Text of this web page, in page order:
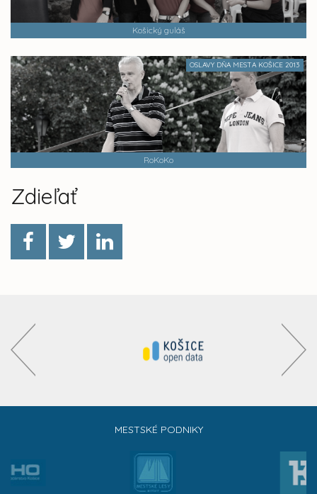
Košický guláš
OSLAVY DŇA MESTA KOŠICE 2013
RoKoKo
Zdieľať
MESTSKÉ PODNIKY